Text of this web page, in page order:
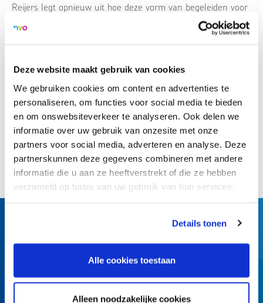
Deze website maakt gebruik van cookies
We gebruiken cookies om content en advertenties te
personaliseren, om functies voor social media te bieden
en om onswebsiteverkeer te analyseren. Ook delen we
informatie over uw gebruik van onzesite met onze
partners voor social media, adverteren en analyse. Deze
partnerskunnen deze gegevens combineren met andere
informatie die u aan ze heeftverstrekt of die ze hebben
verzameld op basis van uw gebruik van hun services.
Details tonen
Alle cookies toestaan
Alleen noodzakelijke cookies
Reijers legt opnieuw uit hoe deze vorm van begeleiden voor
een bepaalde groep van hoogbegaafde kinderen zich heeft
>Naar geluidsfragment
Terug naar overzicht
Deel dit artikel:
Churchilllaan 11
3527 GV Utrecht